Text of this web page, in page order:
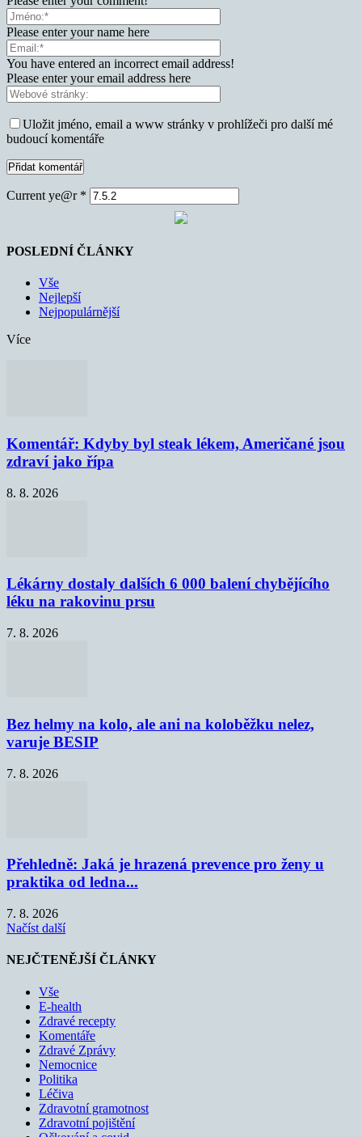
Please enter your name here
You have entered an incorrect email address!
Please enter your email address here
Uložit jméno, email a www stránky v prohlížeči pro další mé
budoucí komentáře
Current ye@r *
POSLEDNÍ ČLÁNKY
Vše
Nejlepší
Nejpopulárnější
Více
Komentář: Kdyby byl steak lékem, Američané jsou
zdraví jako řípa
8. 8. 2026
Lékárny dostaly dalších 6 000 balení chybějícího
léku na rakovinu prsu
7. 8. 2026
Bez helmy na kolo, ale ani na koloběžku nelez,
varuje BESIP
7. 8. 2026
Přehledně: Jaká je hrazená prevence pro ženy u
praktika od ledna...
7. 8. 2026
Načíst další
NEJČTENĚJŠÍ ČLÁNKY
Vše
E-health
Zdravé recepty
Komentáře
Zdravé Zprávy
Nemocnice
Politika
Léčiva
Zdravotní gramotnost
Zdravotní pojištění